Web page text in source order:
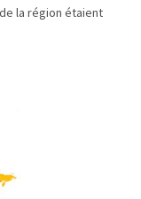
la région étaient